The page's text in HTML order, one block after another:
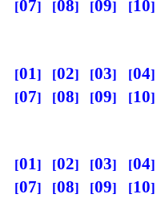
07 08 09 10
01 02 03 04
07
08 09 10
01 02 03 04
07
08 09 10